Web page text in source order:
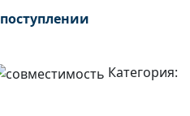
Категория: